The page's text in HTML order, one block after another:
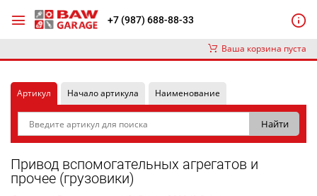
+7 (987) 688-88-33
Ваша корзина пуста
Артикул Начало артикула Наименование
Привод вспомогательных агрегатов и
прочее (грузовики)